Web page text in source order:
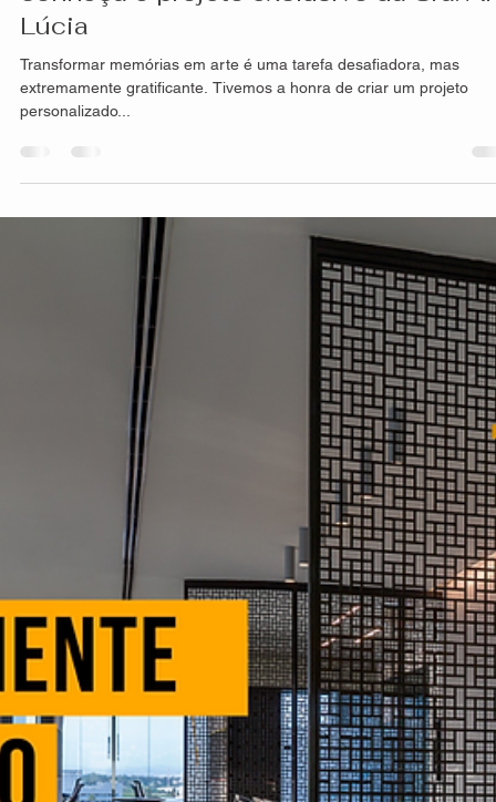
Cada detalhe conta uma história:
Lúcia
Transformar memórias em arte é uma tarefa desafiadora, mas
extremamente gratificante. Tivemos a honra de criar um projeto